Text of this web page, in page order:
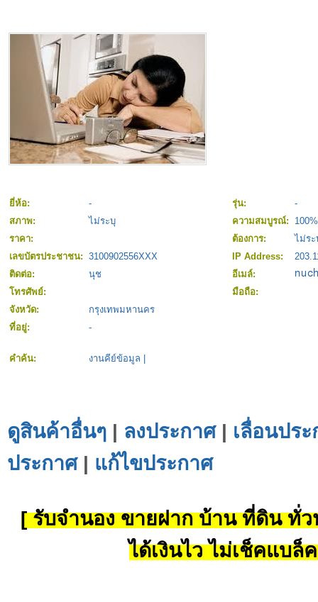
ยี่ห้อ: - รุ่น:
-
สภาพ:
ไม่ระบุ ความสมบูรณ์:
100%
ราคา:
ต้องการ:
ไม่ระ
เลขบัตรประชาชน: 3100902556XXX IP Address:
ติดต่อ:
นุช
อีเมล์:
โทรศัพย์:
มือถือ:
จังหวัด:
กรุงเทพมหานคร
ที่อยู่:
-
คำค้น: งานคีย์ข้อมูล
ดูสินค้าอื่นๆ | ลงประกาศ| เลื่อนปร
ประกาศ| แก้ไขประกาศ
[ รับจำนอง ขายฝาก บ้าน ที่ดิน ทั่ว
ได้เงินไว ไม่เช็คแบล็